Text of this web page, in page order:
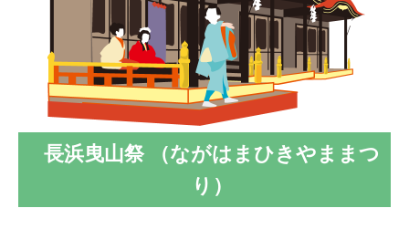
長浜曳山祭 （ながはまひきやままつ
り）